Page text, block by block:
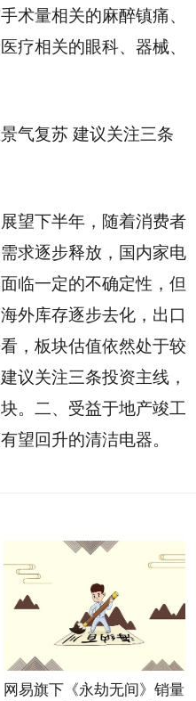
术量相关的麻醉镇痛、
疗相关的眼科、器械、
气复苏 建议关注三条
望下半年，随着消费者
求逐步释放，国内家电
临一定的不确定性，但
外库存逐步去化，出口
，板块估值依然处于较
议关注三条投资主线，
。二、受益于地产竣工
望回升的清洁电器。
网易旗下《永劫无间》销量